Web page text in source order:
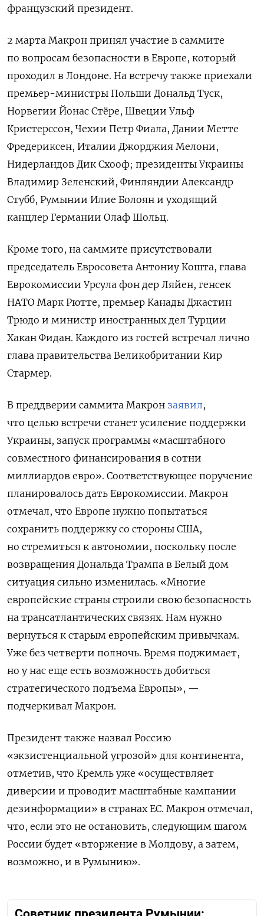
французский президент.
2 марта Макрон принял участие в саммите
по вопросам безопасности в Европе, который
проходил в Лондоне. На встречу также приехали
премьер-министры Польши Дональд Туск,
Норвегии Йонас Стёре, Швеции Ульф
Кристерссон, Чехии Петр Фиала, Дании Метте
Фредериксен, Италии Джорджия Мелони,
Нидерландов Дик Схооф; президенты Украины
Владимир Зеленский, Финляндии Александр
Стубб, Румынии Илие Болоян и уходящий
канцлер Германии Олаф Шольц.
Кроме того, на саммите присутствовали
председатель Евросовета Антониу Кошта, глава
Еврокомиссии Урсула фон дер Ляйен, генсек
НАТО Марк Рютте, премьер Канады Джастин
Трюдо и министр иностранных дел Турции
Хакан Фидан. Каждого из гостей встречал лично
глава правительства Великобритании Кир
Стармер.
В преддверии саммита Макрон заявил,
что целью встречи станет усиление поддержки
Украины, запуск программы «масштабного
совместного финансирования в сотни
миллиардов евро». Соответствующее поручение
планировалось дать Еврокомиссии. Макрон
отмечал, что Европе нужно попытаться
сохранить поддержку со стороны США,
но стремиться к автономии, поскольку после
возвращения Дональда Трампа в Белый дом
ситуация сильно изменилась. «Многие
европейские страны строили свою безопасность
на трансатлантических связях. Нам нужно
вернуться к старым европейским привычкам.
Уже без четверти полночь. Время поджимает,
но у нас еще есть возможность добиться
стратегического подъема Европы», —
подчеркивал Макрон.
Президент также назвал Россию
«экзистенциальной угрозой» для континента,
отметив, что Кремль уже «осуществляет
диверсии и проводит масштабные кампании
дезинформации» в странах ЕС. Макрон отмечал,
что, если это не остановить, следующим шагом
России будет «вторжение в Молдову, а затем,
возможно, и в Румынию».